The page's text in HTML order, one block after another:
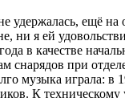
ещё
ни я ей
в качестве
при
музыка играла:
К техническому